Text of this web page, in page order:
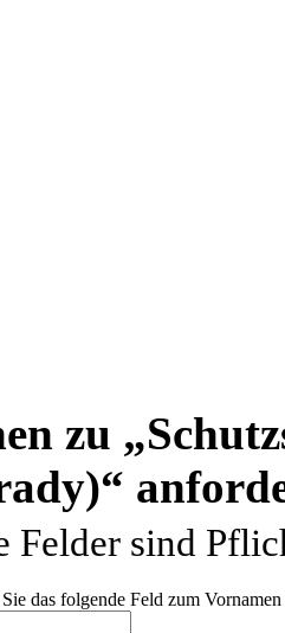
zu
Felder sind
das folgende Feld zum